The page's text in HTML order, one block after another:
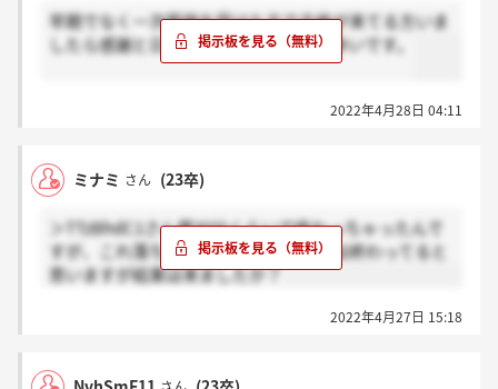
早期でなく一次面接を受けた方で合格が来てる方いま
したら感謝と日付教えていただけたら幸いです。
2022年4月28日 04:11
ミナミ さん (23卒)
＞TTzBhdC1さん僕30分くらいで終わっちゃったんで
すが、これ落ちましたかね…もう一次は終わってると
思いますが結果は来ましたか？
2022年4月27日 15:18